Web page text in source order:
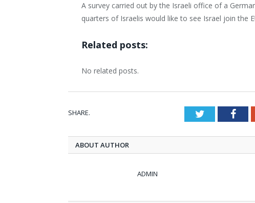
A survey carried out by the Israeli office of a
quarters of Israelis would like to see Israel join the
Related posts:
No related posts.
SHARE. Twitter
ABOUT AUTHOR
ADMIN